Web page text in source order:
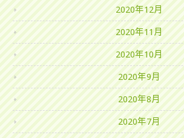
2020年12月
2020年11月
2020年10月
2020年9月
2020年8月
2020年7月